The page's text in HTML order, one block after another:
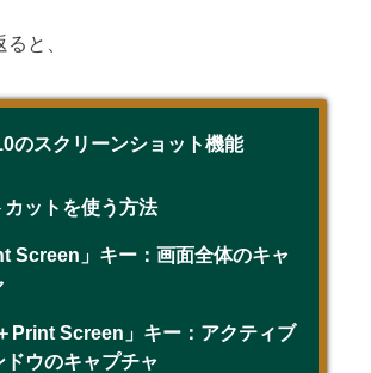
と、
のスクリーンショット機能
カットを使う方法
Screen」キー：画面全体のキャ
Print Screen」キー：アクティブ
ドウのキャプチャ